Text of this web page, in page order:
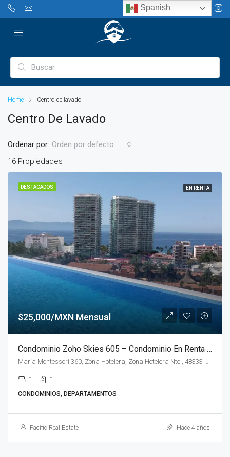
Home Centro de lavado
Centro De Lavado
16 Propiedades
Ordenar por: Orden por defecto
DESTACADOS EN RENTA
$25,000/MXN Mensual
Condominio Zoho Skies 605 – Condominio En Renta En Puerto Vallarta
1 1
CONDOMINIOS, DEPARTAMENTOS
Pacific Real Estate Hace 4 años
Spanish